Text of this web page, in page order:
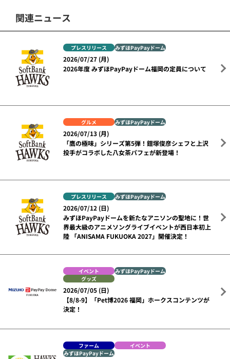
関連ニュース
プレスリリース みずほPayPayドーム
2026/07/27 (月)
2026年度 みずほPayPayドーム福岡の定員について
グルメ みずほPayPayドーム
2026/07/13 (月)
「鷹の極味」シリーズ第5弾！鎧塚俊彦シェフと上沢
投手がコラボした八女茶パフェが新登場！
プレスリリース みずほPayPayドーム
2026/07/12 (日)
みずほPayPayドームを新たなアニソンの聖地に！世
界最大級のアニメソングライブイベントが西日本初上
陸 「ANISAMA FUKUOKA 2027」開催決定！
イベント
みずほPayPayドーム
グッズ
2026/07/05 (日)
【8/8-9】「Pet博2026 福岡」ホークスコンテンツが
決定！
ファーム
イベント
みずほPayPayドーム